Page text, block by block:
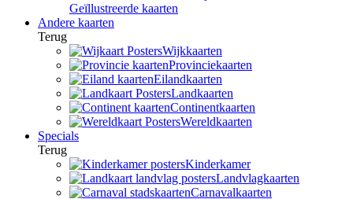
Geïllustreerde kaarten
Andere kaarten
Terug
Wijkkaarten
Provinciekaarten
Eilandkaarten
Landkaarten
Continentkaarten
Wereldkaarten
Specials
Terug
Kinderkamer
Landvlagkaarten
Carnavalkaarten